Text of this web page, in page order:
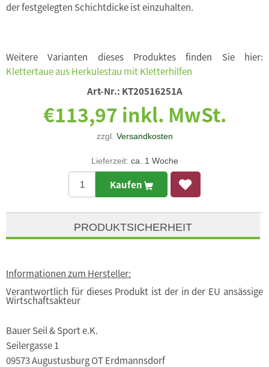
der festgelegten Schichtdicke ist einzuhalten.
Weitere Varianten dieses Produktes finden Sie hier:
Klettertaue aus Herkulestau mit Kletterhilfen
Art-Nr.: KT20516251A
€113,97 inkl. MwSt.
zzgl. Versandkosten
Lieferzeit: ca. 1 Woche
Kaufen
PRODUKTSICHERHEIT
Informationen zum Hersteller:
Verantwortlich für dieses Produkt ist der in der EU ansässige
Wirtschaftsakteur
Bauer Seil & Sport e.K.
Seilergasse 1
09573 Augustusburg OT Erdmannsdorf